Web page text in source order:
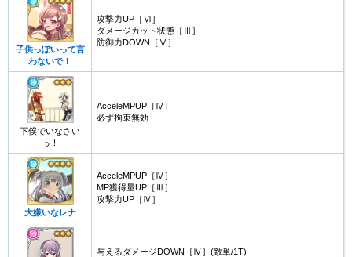
子供っぽいって言
わないで！
攻撃力UP［Ⅵ］
ダメージカット状態［Ⅲ］
防御力DOWN［Ⅴ］
下僕でいなさい
っ！
AcceleMPUP［Ⅳ］
必ず拘束無効
大嫌いなレナ
AcceleMPUP［Ⅳ］
MP獲得量UP［Ⅲ］
攻撃力UP［Ⅳ］
与えるダメージDOWN［Ⅳ］(敵単/1T)